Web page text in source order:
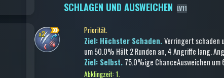
SCHLAGEN UND AUSWEICHEN LV11
Priorität.
Ziel: Höchster Schaden.Verringert schaden
um 50.0% Hält 2 Runden an, 4 Angriffe lang.
Ziel: Selbst. 75.0%ige ChanceAusweichen um
Abklingzeit: 1.